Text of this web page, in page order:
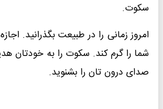
سکوت.
امروز زمانی را در طبیعت بگذرانید.
شما را گرم کند. سکوت را به خودتان
صدای درون تان را بشنوید.